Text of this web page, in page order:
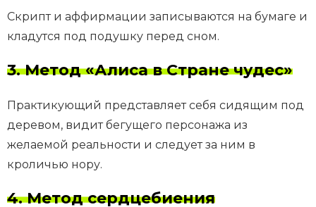
Скрипт и аффирмации записываются на бумаге и
кладутся под подушку перед сном.
3. Метод «Алиса в Стране чудес»
Практикующий представляет себя сидящим под
деревом, видит бегущего персонажа из
желаемой реальности и следует за ним в
кроличью нору.
4. Метод сердцебиения